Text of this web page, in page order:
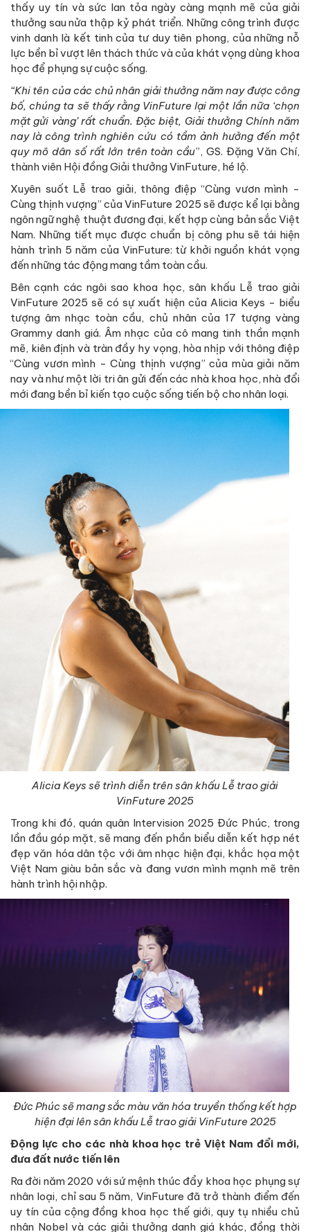
thấy uy tín và sức lan tỏa ngày càng mạnh mẽ của giải
thưởng sau nửa thập kỷ phát triển. Những công trình được
vinh danh là kết tinh của tư duy tiên phong, của những nỗ
lực bền bỉ vượt lên thách thức và của khát vọng dùng khoa
học để phụng sự cuộc sống.
“Khi tên của các chủ nhân giải thưởng năm nay được công
bố, chúng ta sẽ thấy rằng VinFuture lại một lần nữa ‘chọn
mặt gửi vàng’ rất chuẩn. Đặc biệt, Giải thưởng Chính năm
nay là công trình nghiên cứu có tầm ảnh hưởng đến một
quy mô dân số rất lớn trên toàn cầu”, GS. Đặng Văn Chí,
thành viên Hội đồng Giải thưởng VinFuture, hé lộ.
Xuyên suốt Lễ trao giải, thông điệp “Cùng vươn mình -
Cùng thịnh vượng” của VinFuture 2025 sẽ được kể lại bằng
ngôn ngữ nghệ thuật đương đại, kết hợp cùng bản sắc Việt
Nam. Những tiết mục được chuẩn bị công phu sẽ tái hiện
hành trình 5 năm của VinFuture: từ khởi nguồn khát vọng
đến những tác động mang tầm toàn cầu.
Bên cạnh các ngôi sao khoa học, sân khấu Lễ trao giải
VinFuture 2025 sẽ có sự xuất hiện của Alicia Keys - biểu
tượng âm nhạc toàn cầu, chủ nhân của 17 tượng vàng
Grammy danh giá. Âm nhạc của cô mang tinh thần mạnh
mẽ, kiên định và tràn đầy hy vọng, hòa nhịp với thông điệp
“Cùng vươn mình - Cùng thịnh vượng” của mùa giải năm
nay và như một lời tri ân gửi đến các nhà khoa học, nhà đổi
mới đang bền bỉ kiến tạo cuộc sống tiến bộ cho nhân loại.
Alicia Keys sẽ trình diễn trên sân khấu Lễ trao giải
VinFuture 2025
Trong khi đó, quán quân Intervision 2025 Đức Phúc, trong
lần đầu góp mặt, sẽ mang đến phần biểu diễn kết hợp nét
đẹp văn hóa dân tộc với âm nhạc hiện đại, khắc họa một
Việt Nam giàu bản sắc và đang vươn mình mạnh mẽ trên
hành trình hội nhập.
Đức Phúc sẽ mang sắc màu văn hóa truyền thống kết hợp
hiện đại lên sân khấu Lễ trao giải VinFuture 2025
Động lực cho các nhà khoa học trẻ Việt Nam đổi mới,
đưa đất nước tiến lên
Ra đời năm 2020 với sứ mệnh thúc đẩy khoa học phụng sự
nhân loại, chỉ sau 5 năm, VinFuture đã trở thành điểm đến
uy tín của cộng đồng khoa học thế giới, quy tụ nhiều chủ
nhân Nobel và các giải thưởng danh giá khác, đồng thời